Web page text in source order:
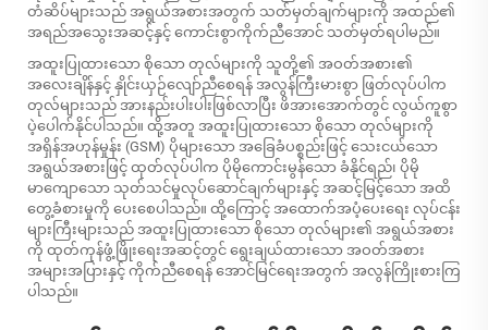
တံဆိပ်များသည် အရွယ်အစားအတွက် သတ်မှတ်ချက်များကို အထည်၏
အရည်အသွေးအဆင့်နှင့် ကောင်းစွာကိုက်ညီအောင် သတ်မှတ်ရပါမည်။
အထူးပြုထားသော စိုသော တုလ်များကို သူတို့၏ အဝတ်အစား၏
အလေးချိန်နှင့် နှိုင်းယှဉ်လျော်ညီစေရန် အလွန်ကြီးမားစွာ ဖြတ်လုပ်ပါက
တုလ်များသည် အားနည်းပါးပါးဖြစ်လာပြီး ဖိအားအောက်တွင် လွယ်ကူစွာ
ပဲ့ပေါက်နိုင်ပါသည်။ ထို့အတူ အထူးပြုထားသော စိုသော တုလ်များကို
အရှိန်အဟုန်မှုန်း (GSM) ပိုများသော အခြေခံပစ္စည်းဖြင့် သေးငယ်သော
အရွယ်အစားဖြင့် ထုတ်လုပ်ပါက ပိုမိုကောင်းမွန်သော ခံနိုင်ရည်၊ ပိုမို
မာကျောသော သုတ်သင်မှုလုပ်ဆောင်ချက်များနှင့် အဆင့်မြင့်သော အထိ
တွေ့ခံစားမှုကို ပေးစေပါသည်။ ထို့ကြောင့် အထောက်အပံ့ပေးရေး လုပ်ငန်း
များကြီးများသည် အထူးပြုထားသော စိုသော တုလ်များ၏ အရွယ်အစား
ကို ထုတ်ကုန်ဖွံ့ဖြိုးရေးအဆင့်တွင် ရွေးချယ်ထားသော အဝတ်အစား
အများအပြားနှင့် ကိုက်ညီစေရန် အောင်မြင်ရေးအတွက် အလွန်ကြိုးစားကြ
ပါသည်။